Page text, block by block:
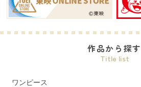
作品から探す
Title list
ワンピース